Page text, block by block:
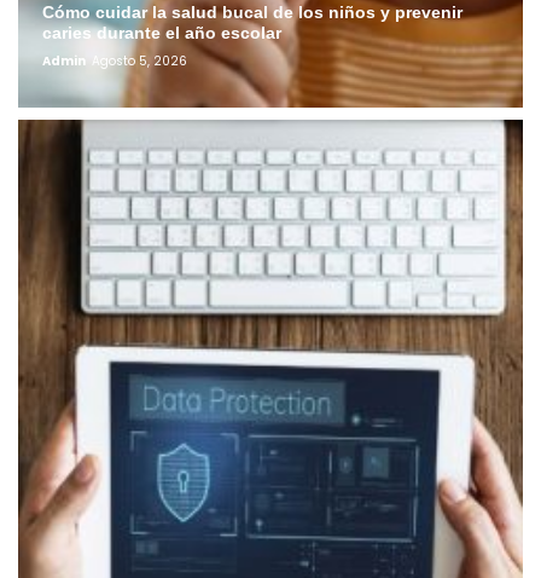
Cómo cuidar la salud bucal de los niños y prevenir
caries durante el año escolar
Admin Agosto 5, 2026